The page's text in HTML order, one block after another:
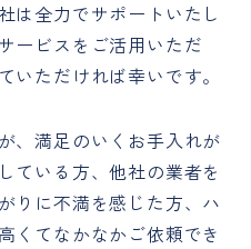
は全力でサポートいたし
ービスをご活用いただ
いただければ幸いです。
、満足のいくお手入れが
ている方、他社の業者を
りに不満を感じた方、ハ
くてなかなかご依頼でき